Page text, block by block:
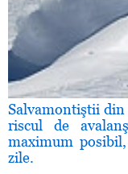
Salvamontiştii
riscul de
maximum
zile.